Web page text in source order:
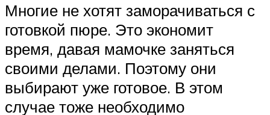
Многие не хотят заморачиваться с
готовкой пюре. Это экономит
время, давая мамочке заняться
своими делами. Поэтому они
выбирают уже готовое. В этом
случае тоже необходимо